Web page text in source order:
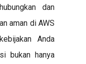
dan
aman di AWS
Anda
bukan hanya